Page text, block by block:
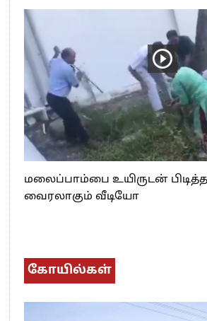
மலைப்பாம்பை உயிருடன்
வைரலாகும் வீடியோ
கோயில்கள்